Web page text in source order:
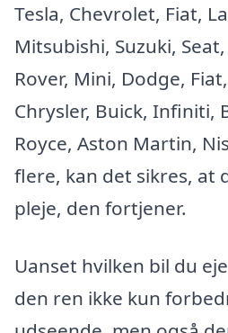
Tesla, Chevrolet, Fiat,
Mitsubishi, Suzuki,
Rover, Mini, Dodge,
Chrysler, Buick, Infiniti,
Royce, Aston Martin,
flere, kan det sikres, at
pleje, den fortjener.
Uanset hvilken bil du
den ren ikke kun